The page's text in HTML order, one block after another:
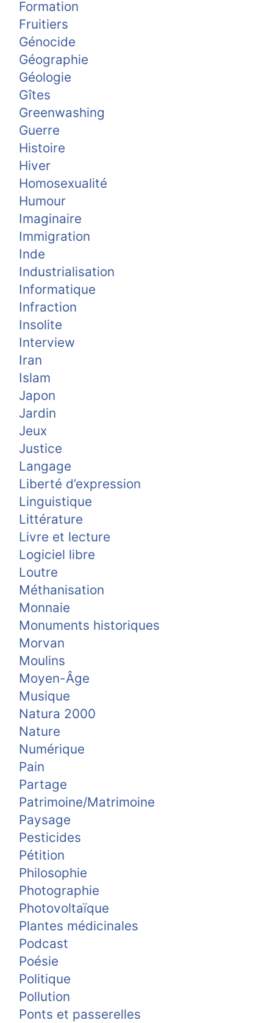
Formation
Fruitiers
Génocide
Géographie
Géologie
Gîtes
Greenwashing
Guerre
Histoire
Hiver
Homosexualité
Humour
Imaginaire
Immigration
Inde
Industrialisation
Informatique
Infraction
Insolite
Interview
Iran
Islam
Japon
Jardin
Jeux
Justice
Langage
Liberté d’expression
Linguistique
Littérature
Livre et lecture
Logiciel libre
Loutre
Méthanisation
Monnaie
Monuments historiques
Morvan
Moulins
Moyen-Âge
Musique
Natura 2000
Nature
Numérique
Pain
Partage
Patrimoine/Matrimoine
Paysage
Pesticides
Pétition
Philosophie
Photographie
Photovoltaïque
Plantes médicinales
Podcast
Poésie
Politique
Pollution
Ponts et passerelles